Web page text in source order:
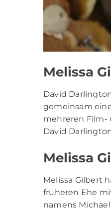
Melissa
David
gemeinsam
mehreren Film-
David
Melissa
Melissa Gilbert
früheren Ehe
namens